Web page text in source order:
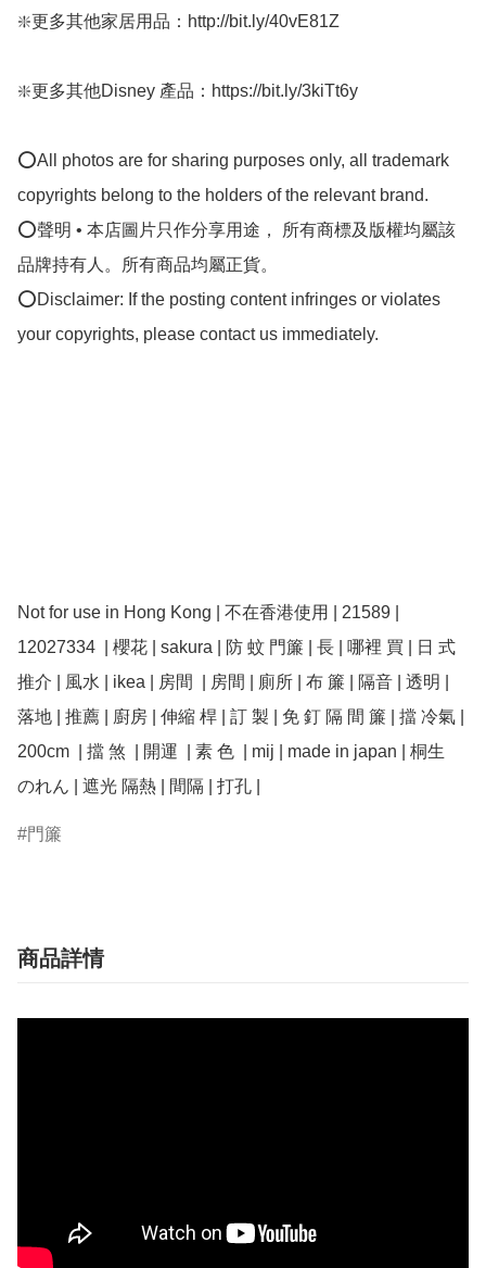
❇️更多其他家居用品：http://bit.ly/40vE81Z
❇️更多其他Disney 產品：https://bit.ly/3kiTt6y
⭕All photos are for sharing purposes only, all trademark
copyrights belong to the holders of the relevant brand.
⭕聲明 • 本店圖片只作分享用途， 所有商標及版權均屬該
品牌持有人。所有商品均屬正貨。
⭕Disclaimer: If the posting content infringes or violates
your copyrights, please contact us immediately.
Not for use in Hong Kong | 不在香港使用 | 21589 |
12027334  | 櫻花 | sakura | 防 蚊 門簾 | 長 | 哪裡 買 | 日 式
推介 | 風水 | ikea | 房間  | 房間 | 廁所 | 布 簾 | 隔音 | 透明 |
落地 | 推薦 | 廚房 | 伸縮 桿 | 訂 製 | 免 釘 隔 間 簾 | 擋 冷氣 |
200cm  | 擋 煞  | 開運  | 素 色  | mij | made in japan | 桐生
のれん | 遮光 隔熱 | 間隔 | 打孔 |
門簾
商品詳情